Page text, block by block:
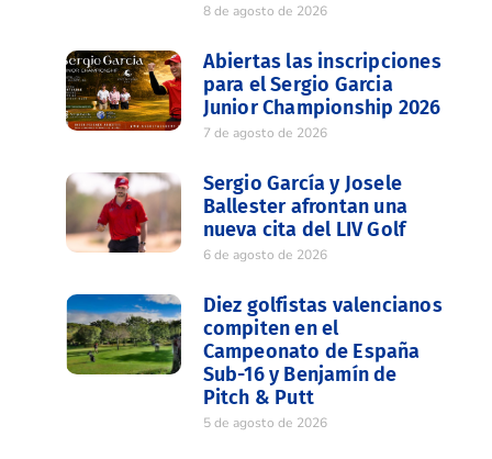
8 de agosto de 2026
Abiertas las inscripciones
para el Sergio Garcia
Junior Championship 2026
7 de agosto de 2026
Sergio García y Josele
Ballester afrontan una
nueva cita del LIV Golf
6 de agosto de 2026
Diez golfistas valencianos
compiten en el
Campeonato de España
Sub-16 y Benjamín de
Pitch & Putt
5 de agosto de 2026